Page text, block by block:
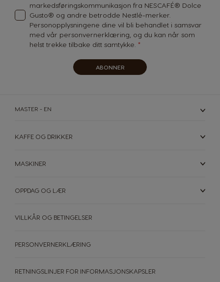
Drikke
Maskiner
Se Alt Dolce Gusto-Tilbehør
markedsføringskommunikasjon fra NESCAFÉ® Dolce
Gusto® og andre betrodde Nestlé-merker.
Personopplysningene dine vil bli behandlet i samsvar
med vår personvernerklæring , og du kan når som
helst trekke tilbake ditt samtykke.
ABONNER
MASTER - EN
KAFFE OG DRIKKER
MASKINER
OPPDAG OG LÆR
VILLKÅR OG BETINGELSER
PERSONVERNERKLÆRING
RETNINGSLINJER FOR INFORMASJONSKAPSLER